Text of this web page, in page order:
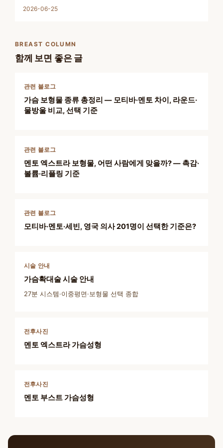
2026-06-25
BREAST COLUMN
함께 보면 좋은 글
관련 블로그
가슴 보형물 종류 총정리 — 모티바·멘토 차이, 라운드·
물방울 비교, 선택 기준
관련 블로그
멘토 엑스트라 보형물, 어떤 사람에게 맞을까? — 촉감·
볼륨·리플링 기준
관련 블로그
모티바·멘토·세빈, 영국 의사 201명이 선택한 기준은?
시술 안내
가슴확대술 시술 안내
27분 시스템·이중평면·보형물 선택 종합
전후사진
멘토 엑스트라 가슴성형
전후사진
멘토 부스트 가슴성형